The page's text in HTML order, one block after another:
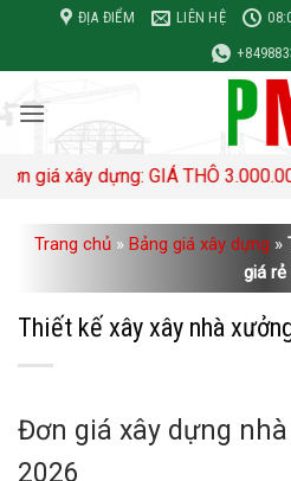
nội
dung
ĐỊA ĐIỂM LIÊN HỆ
GIÁ THÔ 3.000.000–
Trang chủ » Bảng giá xây dựng »
giá rẻ
Thiết kế xây xây nhà
Đơn giá xây dựng
2026